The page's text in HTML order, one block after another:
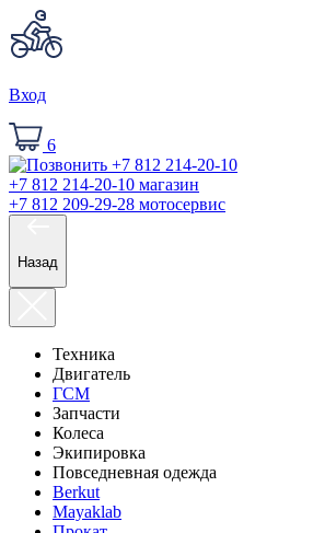
Вход
6
+7 812 214-20-10 магазин
+7 812 209-29-28 мотосервис
Назад
Техника
Двигатель
ГСМ
Запчасти
Колеса
Экипировка
Повседневная одежда
Berkut
Mayaklab